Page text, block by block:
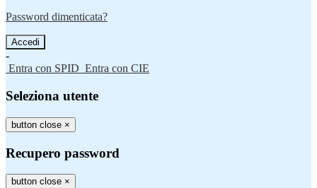
Password dimenticata?
-
Entra con SPID Entra con CIE
Seleziona utente
button close ×
Recupero password
button close ×